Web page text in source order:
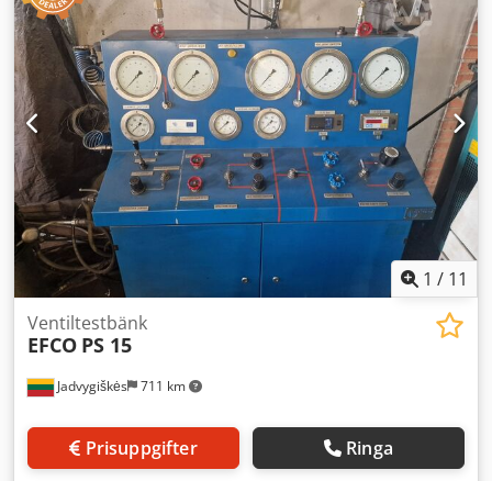
1 / 11
Jadvygiškės 711 km
Ventiltestbänk
EFCO PS 15
Prisuppgifter Ringa